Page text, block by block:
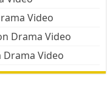
Video
Drama Video
Drama Video